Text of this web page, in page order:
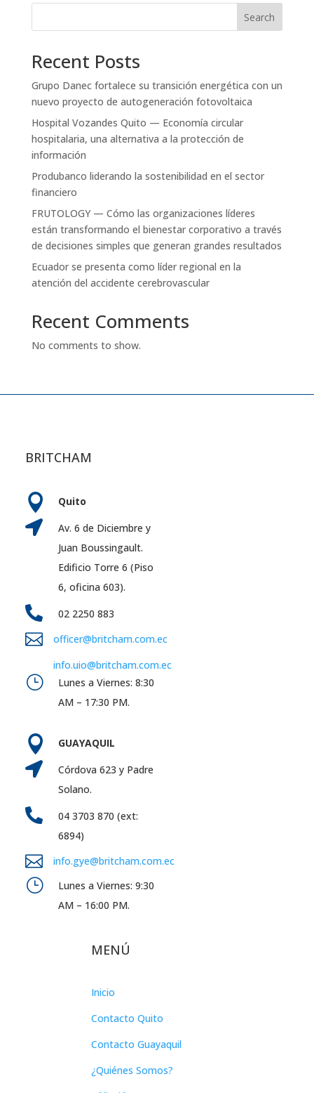
Search
Recent Posts
Grupo Danec fortalece su transición energética con un
nuevo proyecto de autogeneración fotovoltaica
Hospital Vozandes Quito — Economía circular
hospitalaria, una alternativa a la protección de
información
Produbanco liderando la sostenibilidad en el sector
financiero
FRUTOLOGY — Cómo las organizaciones líderes
están transformando el bienestar corporativo a través
de decisiones simples que generan grandes resultados
Ecuador se presenta como líder regional en la
atención del accidente cerebrovascular
Recent Comments
No comments to show.
BRITCHAM
 Quito

Av. 6 de Diciembre y
Juan Boussingault.
Edificio Torre 6 (Piso
6, oficina 603).
 02 2250 883

officer@britcham.com.ec
info.uio@britcham.com.ec
}
Lunes a Viernes: 8:30
AM – 17:30 PM.
 GUAYAQUIL

Córdova 623 y Padre
Solano.

04 3703 870 (ext:
6894)
 info.gye@britcham.com.ec
}
Lunes a Viernes: 9:30
AM – 16:00 PM.
MENÚ
Inicio
Contacto Quito
Contacto Guayaquil
¿Quiénes Somos?